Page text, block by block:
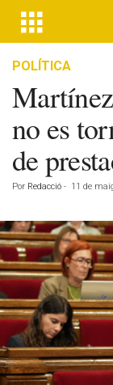
POLÍTICA
no es
de
Por Redacció - 11 de